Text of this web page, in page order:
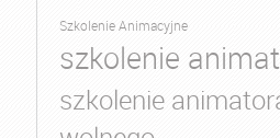
Szkolenie Animacyjne
szkolenie
szkolenie